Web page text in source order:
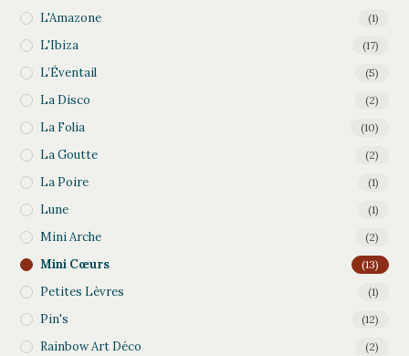
L'Amazone (1)
L'Ibiza (17)
L’Éventail (5)
La Disco (2)
La Folia (10)
La Goutte (2)
La Poire (1)
Lune (1)
Mini Arche (2)
Mini Cœurs (13)
Petites Lèvres (1)
Pin's (12)
Rainbow Art Déco (2)